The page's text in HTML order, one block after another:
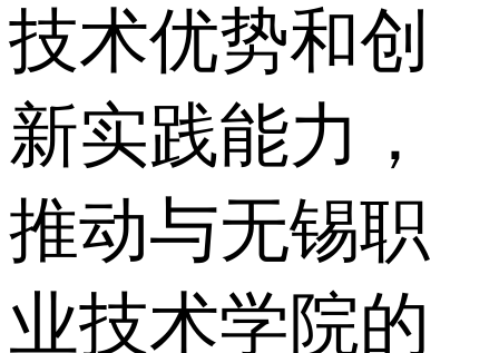
技术优势和创
新实践能力，
推动与无锡职
业技术学院的